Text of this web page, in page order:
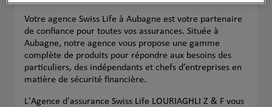
Votre agence Swiss Life à Aubagne est votre partenaire
de confiance pour toutes vos assurances. Située à
Aubagne, notre agence vous propose une gamme
complète de produits pour répondre aux besoins des
particuliers, des indépendants et chefs d’entreprises en
matière de sécurité financière.
L'Agence d'assurance Swiss Life LOURIAGHLI Z & F vous